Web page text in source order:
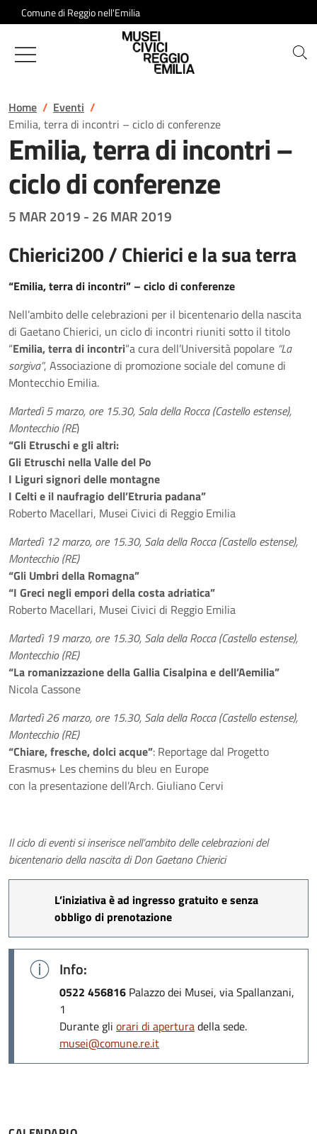
Salta al contenuto
Comune di Reggio nell'Emilia
Musei Civici di Reggio Emilia
Home
Eventi
Emilia, terra di incontri – ciclo di conferenze
Emilia, terra di incontri –
ciclo di conferenze
5 MAR 2019 - 26 MAR 2019
Chierici200 / Chierici e la sua terra
“Emilia, terra di incontri” – ciclo di conferenze
Nell’ambito delle celebrazioni per il bicentenario della nascita
di Gaetano Chierici, un ciclo di incontri riuniti sotto il titolo
“Emilia, terra di incontri“a cura dell’Università popolare “La
sorgiva”, Associazione di promozione sociale del comune di
Montecchio Emilia.
Martedì 5 marzo, ore 15.30, Sala della Rocca (Castello estense),
Montecchio (RE)
“Gli Etruschi e gli altri:
Gli Etruschi nella Valle del Po
I Liguri signori delle montagne
I Celti e il naufragio dell’Etruria padana”
Roberto Macellari, Musei Civici di Reggio Emilia
Martedì 12 marzo, ore 15.30, Sala della Rocca (Castello estense),
Montecchio (RE)
“Gli Umbri della Romagna”
“I Greci negli empori della costa adriatica”
Roberto Macellari, Musei Civici di Reggio Emilia
Martedì 19 marzo, ore 15.30, Sala della Rocca (Castello estense),
Montecchio (RE)
“La romanizzazione della Gallia Cisalpina e dell’Aemilia”
Nicola Cassone
Martedì 26 marzo, ore 15.30, Sala della Rocca (Castello estense),
Montecchio (RE)
“Chiare, fresche, dolci acque”: Reportage dal Progetto
Erasmus+ Les chemins du bleu en Europe
con la presentazione dell’Arch. Giuliano Cervi
Il ciclo di eventi si inserisce nell’ambito delle celebrazioni del
bicentenario della nascita di Don Gaetano Chierici
L’iniziativa è ad ingresso gratuito e senza
obbligo di prenotazione
Info:
0522 456816 Palazzo dei Musei, via Spallanzani,
1
Durante gli orari di aperturadella sede.
musei@comune.re.it